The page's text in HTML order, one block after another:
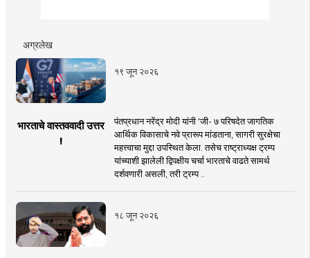
अग्रलेख
१९ जून २०२६
भारताचे वास्तववादी उत्तर
!
पंतप्रधान नरेंद्र मोदी यांनी 'जी- ७ परिषदेत जागतिक
आर्थिक विकासाचे नवे प्रारूप मांडताना, सागरी सुरक्षेचा
महत्त्वाचा मुद्दा उपस्थित केला. तसेच राष्ट्राध्यक्ष ट्रम्प
यांच्याशी झालेली द्विपक्षीय चर्चा भारताचे वाढते सामर्थ
दर्शवणारी असली, तरी ट्रम्प ..
१८ जून २०२६